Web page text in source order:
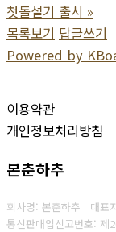
첫돌설기 출시 »
목록보기 답글쓰기
Powered by
이용약관
개인정보처리방침
본춘하추
회사명: 본춘하추 대표
통신판매업신고번호: 제